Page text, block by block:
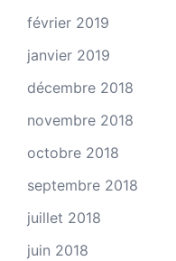
février 2019
janvier 2019
décembre 2018
novembre 2018
octobre 2018
septembre 2018
juillet 2018
juin 2018